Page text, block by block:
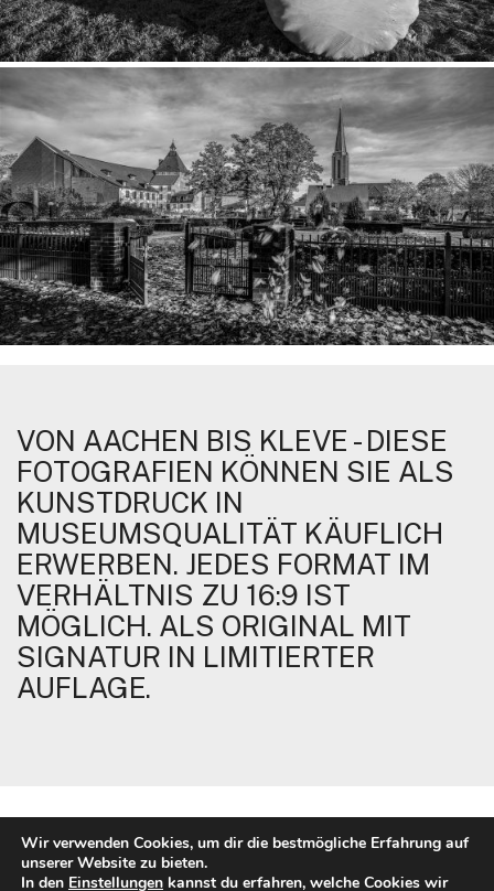
VON AACHEN BIS KLEVE - DIESE
FOTOGRAFIEN KÖNNEN SIE ALS
KUNSTDRUCK IN
MUSEUMSQUALITÄT KÄUFLICH
ERWERBEN. JEDES FORMAT IM
VERHÄLTNIS ZU 16:9 IST
MÖGLICH. ALS ORIGINAL MIT
SIGNATUR IN LIMITIERTER
AUFLAGE.
© Copyright 2024 Lothar Wels | 52159 Roetgen |
Impressum|Datenschutz|AGB
Wir verwenden Cookies, um dir die bestmögliche Erfahrung auf
unserer Website zu bieten.
In den Einstellungen kannst du erfahren, welche Cookies wir